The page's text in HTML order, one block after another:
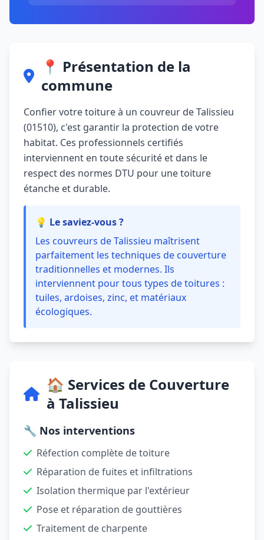
📍 Présentation de la
commune
Confier votre toiture à un couvreur de Talissieu
(01510), c'est garantir la protection de votre
habitat. Ces professionnels certifiés
interviennent en toute sécurité et dans le
respect des normes DTU pour une toiture
étanche et durable.
💡 Le saviez-vous ?
Les couvreurs de Talissieu maîtrisent
parfaitement les techniques de couverture
traditionnelles et modernes. Ils
interviennent pour tous types de toitures :
tuiles, ardoises, zinc, et matériaux
écologiques.
🏠 Services de Couverture
à Talissieu
🔧 Nos interventions
Réfection complète de toiture
Réparation de fuites et infiltrations
Isolation thermique par l'extérieur
Pose et réparation de gouttières
Traitement de charpente